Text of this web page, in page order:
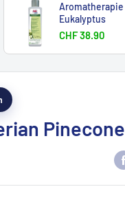
Aromatherapie
Eukalyptus
CHF 38.90
Pinecone